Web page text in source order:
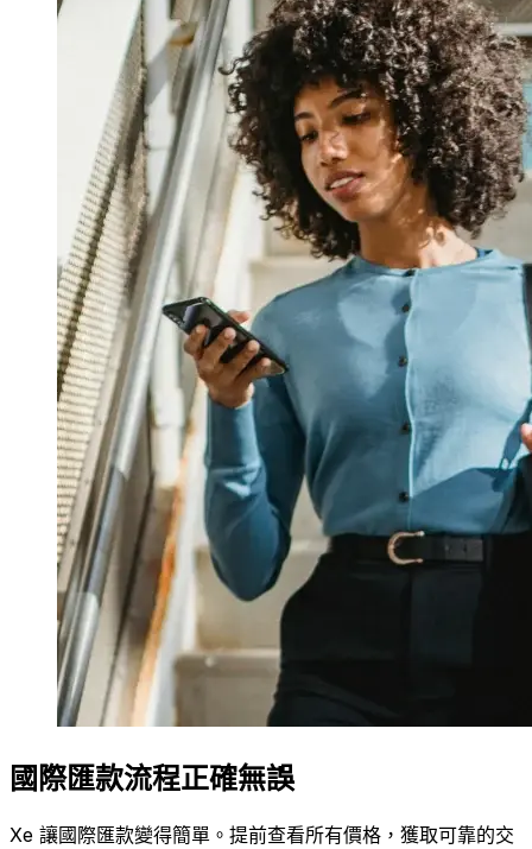
國際匯款流程正確無誤
Xe 讓國際匯款變得簡單。提前查看所有價格，獲取可靠的交